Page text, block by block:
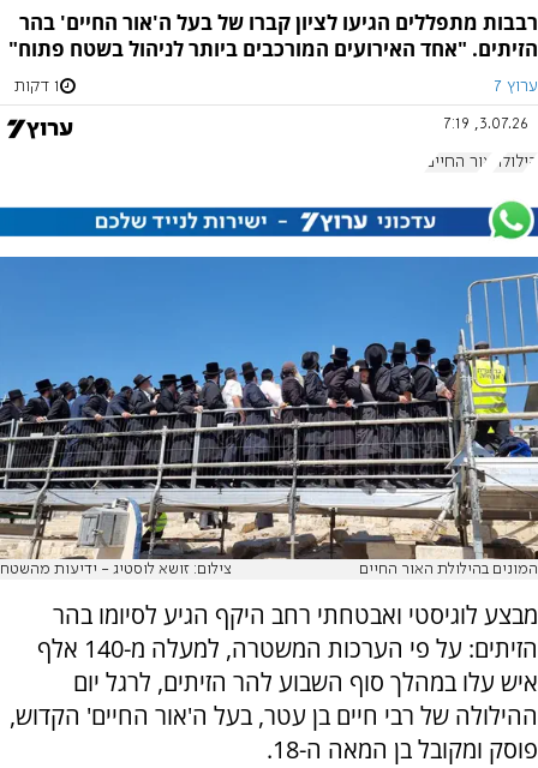
רבבות מתפללים הגיעו לציון קברו של בעל ה'אור החיים' בהר
הזיתים. "אחד האירועים המורכבים ביותר לניהול בשטח פתוח"
ערוץ 7 1 דקות
3.07.26, 7:19
הילולה אור החיים
המונים בהילולת האור החיים צילום: זושא לוסטיג - ידיעות מהשטח
מבצע לוגיסטי ואבטחתי רחב היקף הגיע לסיומו בהר
הזיתים: על פי הערכות המשטרה, למעלה מ-140 אלף
איש עלו במהלך סוף השבוע להר הזיתים, לרגל יום
ההילולה של רבי חיים בן עטר, בעל ה'אור החיים' הקדוש,
פוסק ומקובל בן המאה ה-18.